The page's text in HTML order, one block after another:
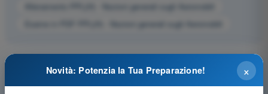
Allenamento PPL(H) - Nozioni generali sugli Aeromobili
Esame in PDF PPL(H) - Nozioni generali sugli Aeromobili
×
Novità: Potenzia la Tua Preparazione!